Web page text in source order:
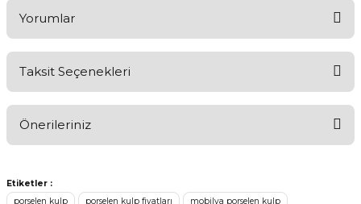
Yorumlar
Ürünü Değerlendir
Taksit Seçenekleri
Önerileriniz
konularda yetersiz gördüğünüz noktaları öneri formunu kullanarak
tarafımıza iletebilirsiniz.
Etiketler :
porselen kulp
porselen kulp fiyatları mobilya porselen kulp